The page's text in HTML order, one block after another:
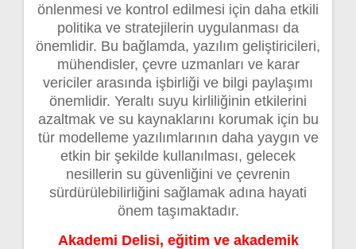
önlenmesi ve kontrol edilmesi için daha etkili
politika ve stratejilerin uygulanması da
önemlidir. Bu bağlamda, yazılım geliştiricileri,
mühendisler, çevre uzmanları ve karar
vericiler arasında işbirliği ve bilgi paylaşımı
önemlidir. Yeraltı suyu kirliliğinin etkilerini
azaltmak ve su kaynaklarını korumak için bu
tür modelleme yazılımlarının daha yaygın ve
etkin bir şekilde kullanılması, gelecek
nesillerin su güvenliğini ve çevrenin
sürdürülebilirliğini sağlamak adına hayati
önem taşımaktadır.
Akademi Delisi, eğitim ve akademik